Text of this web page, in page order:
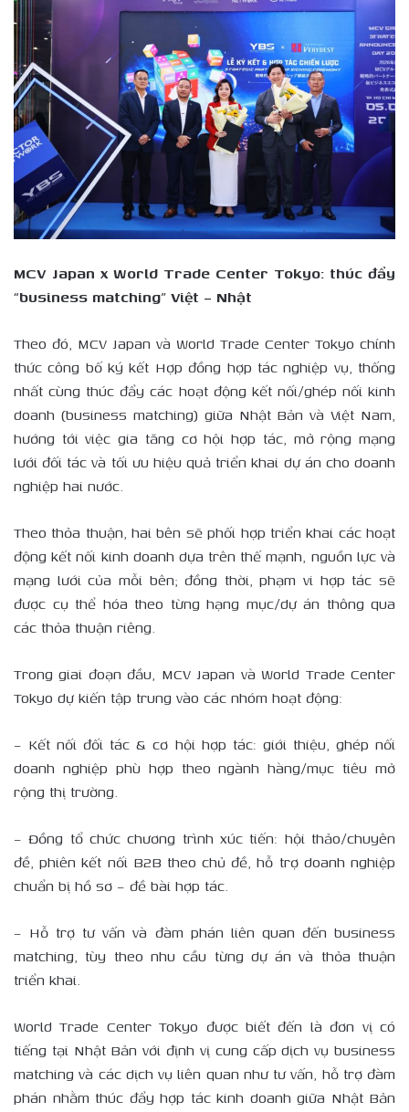
MCV Japan x World Trade Center Tokyo: thúc đẩy
“business matching” Việt – Nhật
Theo đó, MCV Japan và World Trade Center Tokyo chính
thức công bố ký kết Hợp đồng hợp tác nghiệp vụ, thống
nhất cùng thúc đẩy các hoạt động kết nối/ghép nối kinh
doanh (business matching) giữa Nhật Bản và Việt Nam,
hướng tới việc gia tăng cơ hội hợp tác, mở rộng mạng
lưới đối tác và tối ưu hiệu quả triển khai dự án cho doanh
nghiệp hai nước.
Theo thỏa thuận, hai bên sẽ phối hợp triển khai các hoạt
động kết nối kinh doanh dựa trên thế mạnh, nguồn lực và
mạng lưới của mỗi bên; đồng thời, phạm vi hợp tác sẽ
được cụ thể hóa theo từng hạng mục/dự án thông qua
các thỏa thuận riêng.
Trong giai đoạn đầu, MCV Japan và World Trade Center
Tokyo dự kiến tập trung vào các nhóm hoạt động:
– Kết nối đối tác & cơ hội hợp tác: giới thiệu, ghép nối
doanh nghiệp phù hợp theo ngành hàng/mục tiêu mở
rộng thị trường.
– Đồng tổ chức chương trình xúc tiến: hội thảo/chuyên
đề, phiên kết nối B2B theo chủ đề, hỗ trợ doanh nghiệp
chuẩn bị hồ sơ – đề bài hợp tác.
– Hỗ trợ tư vấn và đàm phán liên quan đến business
matching, tùy theo nhu cầu từng dự án và thỏa thuận
triển khai.
World Trade Center Tokyo được biết đến là đơn vị có
tiếng tại Nhật Bản với định vị cung cấp dịch vụ business
matching và các dịch vụ liên quan như tư vấn, hỗ trợ đàm
phán nhằm thúc đẩy hợp tác kinh doanh giữa Nhật Bản